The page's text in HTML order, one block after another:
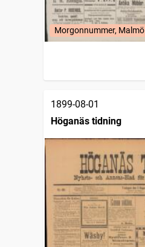
Morgonnummer, Malmö
1899-08-01
Höganäs tidning